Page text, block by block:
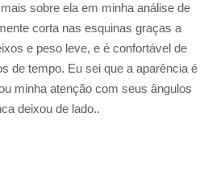
sobre ela em minha análise de
corta nas esquinas graças a
e peso leve, e é confortável de
de tempo. Eu sei que a aparência é
minha atenção com seus ângulos
deixou de lado..